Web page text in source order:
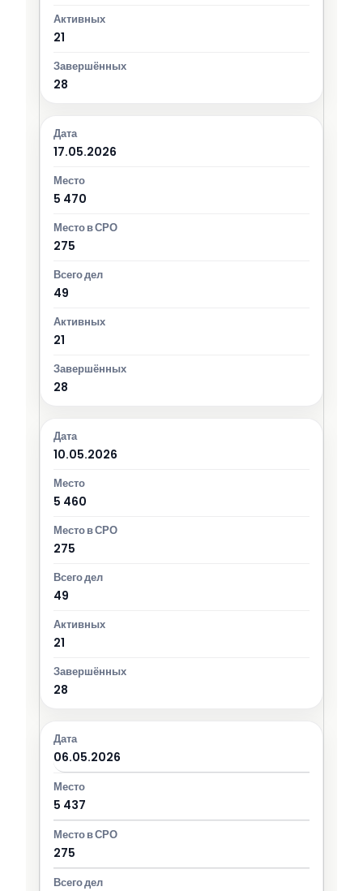
21
28
17.05.2026
5 470
275
49
21
28
10.05.2026
5 460
275
49
21
28
06.05.2026
5 437
275